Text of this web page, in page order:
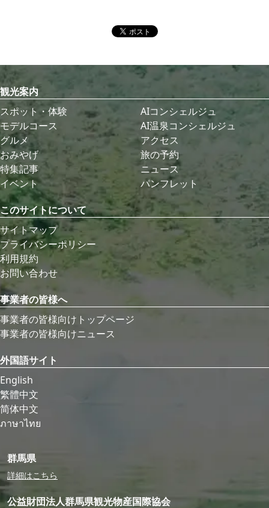
観光案内
スポット・体験
モデルコース
グルメ
おみやげ
特集記事
イベント
AIコンシェルジュ
AI温泉コンシェルジュ
アクセス
旅の予約
ニュース
パンフレット
このサイトについて
サイトマップ
プライバシーポリシー
利用規約
お問い合わせ
事業者の皆様へ
事業者の皆様向けトップページ
事業者の皆様向けニュース
外国語サイト
English
繁體中文
简体中文
ภาษาไทย
群馬県
詳細はこちら
公益財団法人群馬県観光物産国際協会